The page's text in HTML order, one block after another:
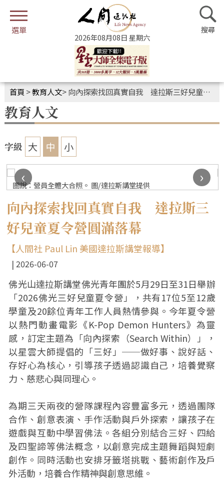
2026年08月08日 星期六
首頁 >教育人文> 向內探索找回真實自我 達拉斯三好兒童夏令營圓滿落幕
教育人文
字級 大 中 小
圖說：營員全體大合照。 圖/達拉斯講堂提供
‹
›
向內探索找回真實自我 達拉斯三
好兒童夏令營圓滿落幕
【人間社 Paul Lin 美國達拉斯講堂報導】
2026-06-07
佛光山達拉斯講堂佛光青年團於5月29日至31日舉辦
「2026佛光三好兒童夏令營」，共有17位5至12歲
學童及20餘位青年工作人員熱情參與。今年夏令營
以熱門動畫電影《K-Pop Demon Hunters》為靈
感，訂定主題為「向內探索（Search Within）」，
以星雲大師提倡的「三好」──做好事、說好話、
存好心為核心，引導孩子透過認識自己，培養覺察
力、慈悲心與同理心。
為期三天兩夜的營隊課程內容豐富多元，透過團隊
合作、創意表演、手作活動與戶外探索，讓孩子在
遊戲與互動中學習佛法。各組分別結合三好、四給
及四聖諦等佛法概念，以創意完成主題舞蹈與短劇
創作。同時活動也安排牙籤塔挑戰、藝術創作及戶
外活動，培養合作精神與創意思維。